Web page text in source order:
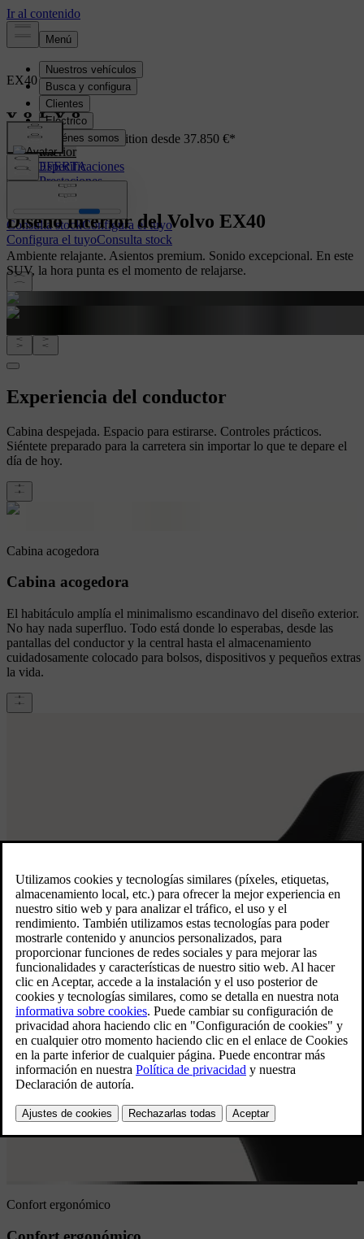
EX40 Electric
Presentación
Interior
Especificaciones
Prestaciones
Consulta stockConfigura el tuyo
Configura el tuyoConsulta stock
Ahora con Premiun Edition desde 37.850 €*
VER OFERTA
Diseño interior del Volvo EX40
Ambiente relajante. Asientos premium. Sonido excepcional. En este
SUV, la hora punta es el momento de relajarse.
Experiencia del conductor
Cabina despejada. Espacio para estirarse. Controles prácticos.
Siéntete preparado para la carretera sin importar lo que te depare el
día de hoy.
Cabina acogedora
Cabina acogedora
El habitáculo amplía el minimalismo escandinavo del diseño exterior.
No hay nada superfluo. Todo está donde lo esperabas, desde las
pantallas del conductor y la central hasta el almacenamiento
cuidadosamente colocado para bolsos, dispositivos y pequeños extras
la vida.
Confort ergonómico